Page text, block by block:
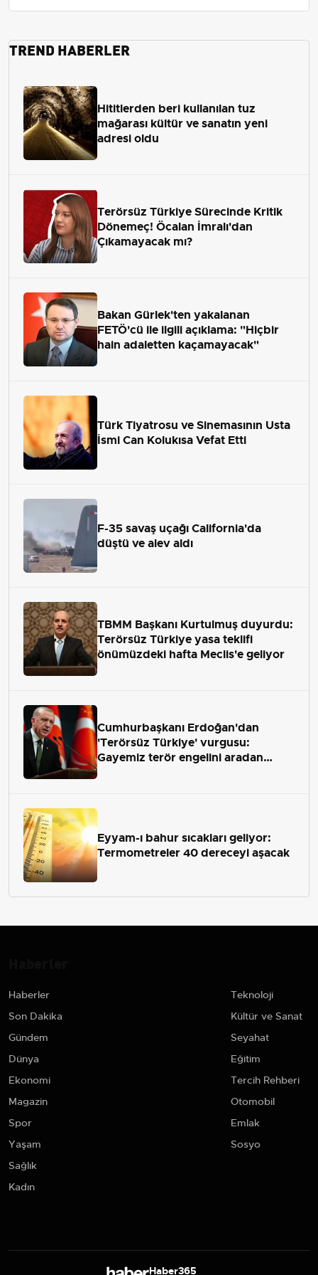
TREND HABERLER
Hititlerden beri kullanılan tuz
mağarası kültür ve sanatın yeni
adresi oldu
Terörsüz Türkiye Sürecinde Kritik
Dönemeç! Öcalan İmralı'dan
Çıkamayacak mı?
Bakan Gürlek'ten yakalanan
FETÖ'cü ile ilgili açıklama: "Hiçbir
hain adaletten kaçamayacak"
Türk Tiyatrosu ve Sinemasının Usta
İsmi Can Kolukısa Vefat Etti
F-35 savaş uçağı California'da
düştü ve alev aldı
TBMM Başkanı Kurtulmuş duyurdu:
Terörsüz Türkiye yasa teklifi
önümüzdeki hafta Meclis'e geliyor
Cumhurbaşkanı Erdoğan'dan
'Terörsüz Türkiye' vurgusu:
Gayemiz terör engelini aradan
Eyyam-ı bahur sıcakları geliyor:
Termometreler 40 dereceyi aşacak
Haberler
Son Dakika
Gündem
Dünya
Ekonomi
Magazin
Spor
Yaşam
Sağlık
Kadın
Teknoloji
Kültür ve Sanat
Seyahat
Eğitim
Tercih Rehberi
Otomobil
Emlak
Sosyo
Haber365